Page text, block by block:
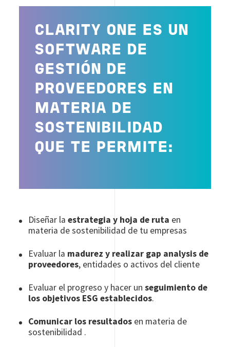
CLARITY ONE ES UN
SOFTWARE DE
GESTIÓN DE
PROVEEDORES EN
MATERIA DE
SOSTENIBILIDAD
QUE TE PERMITE:
Diseñar la estrategia y hoja de ruta en
materia de sostenibilidad de tu empresas
Evaluar la madurez y realizar gap analysis de
proveedores, entidades o activos del cliente
Evaluar el progreso y hacer unseguimiento de
los objetivos ESG establecidos.
Comunicar los resultados en materia de
sostenibilidad .